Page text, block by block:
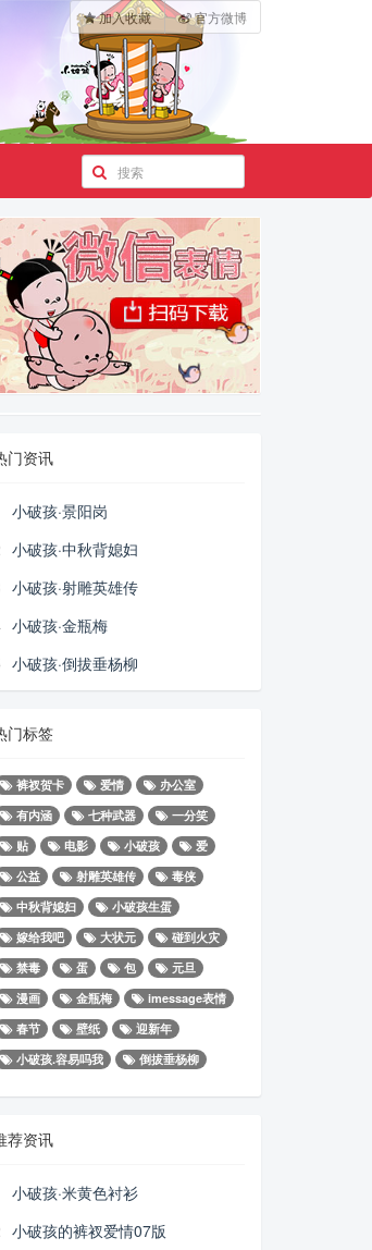
加入收藏 官方微博
门资讯
小破孩·景阳岗
小破孩·中秋背媳妇
小破孩·射雕英雄传
小破孩·金瓶梅
小破孩·倒拔垂杨柳
门标签
裤衩贺卡 爱情
办公室
有内涵
七种武器
一分笑
贴
电影 小破孩
爱
公益
射雕英雄传
毒侠
中秋背媳妇
小破孩生蛋
嫁给我吧
大状元
碰到火灾
禁毒
蛋 包
元旦
漫画
金瓶梅
imessage表情
春节
壁纸
迎新年
小破孩.容易吗我
倒拔垂杨柳
荐资讯
小破孩·米黄色衬衫
小破孩的裤衩爱情07版